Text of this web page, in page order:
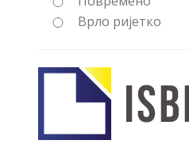
Врло ријетко